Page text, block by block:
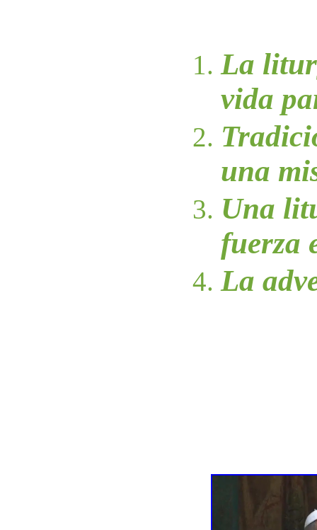
La
vida
una
Una
fuerza
La